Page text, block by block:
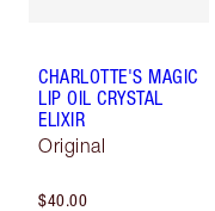
CHARLOTTE'S MAGIC
LIP OIL CRYSTAL
ELIXIR
Original
$40.00